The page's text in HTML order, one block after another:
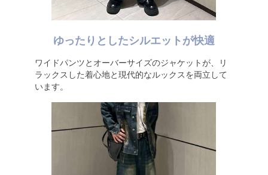
ゆったりとしたシルエットが快適
ワイドパンツとオーバーサイズのジャケットが、リ
ラックスした着心地と現代的なルックスを両立して
います。